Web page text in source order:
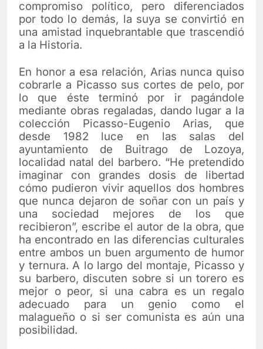
compromiso político, pero diferenciados
por todo lo demás, la suya se convirtió en
una amistad inquebrantable que trascendió
a la Historia.
En honor a esa relación, Arias nunca quiso
cobrarle a Picasso sus cortes de pelo, por
lo que éste terminó por ir pagándole
mediante obras regaladas, dando lugar a la
colección Picasso-Eugenio Arias, que
desde 1982 luce en las salas del
ayuntamiento de Buitrago de Lozoya,
localidad natal del barbero. “He pretendido
imaginar con grandes dosis de libertad
cómo pudieron vivir aquellos dos hombres
que nunca dejaron de soñar con un país y
una sociedad mejores de los que
recibieron”, escribe el autor de la obra, que
ha encontrado en las diferencias culturales
entre ambos un buen argumento de humor
y ternura. A lo largo del montaje, Picasso y
su barbero, discuten sobre si un torero es
mejor o peor, si una cabra es un regalo
adecuado para un genio como el
malagueño o si ser comunista es aún una
posibilidad.